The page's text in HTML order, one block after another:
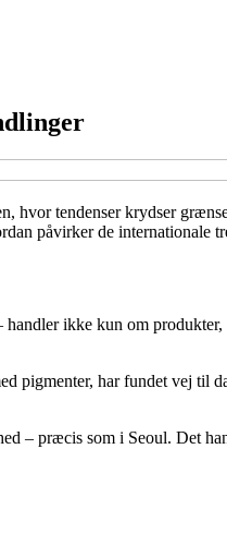
hvor tendenser krydser
påvirker de internationale
ikke kun om
pigmenter, har fundet vej til
– præcis som i Seoul. Det